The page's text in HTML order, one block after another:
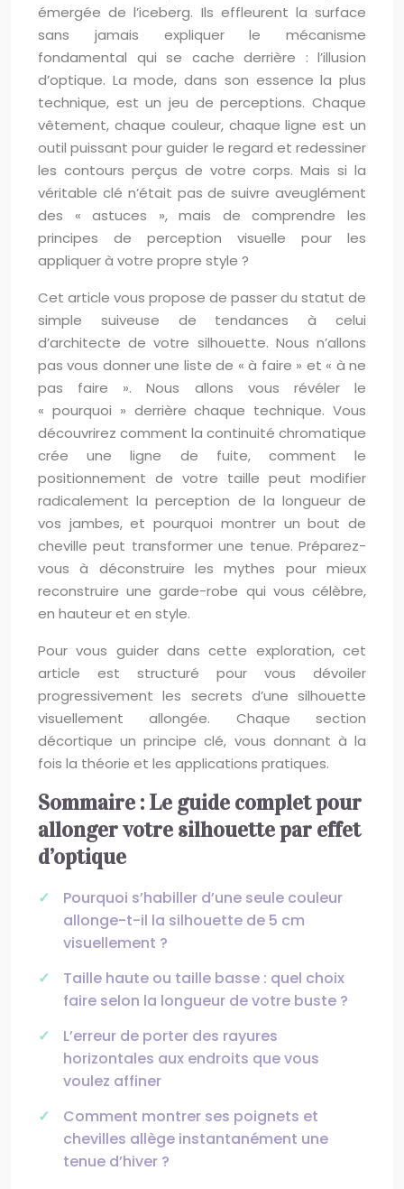
émergée de l’iceberg. Ils effleurent la surface
sans jamais expliquer le mécanisme
fondamental qui se cache derrière : l’illusion
d’optique. La mode, dans son essence la plus
technique, est un jeu de perceptions. Chaque
vêtement, chaque couleur, chaque ligne est un
outil puissant pour guider le regard et redessiner
les contours perçus de votre corps. Mais si la
véritable clé n’était pas de suivre aveuglément
des « astuces », mais de comprendre les
principes de perception visuelle pour les
appliquer à votre propre style ?
Cet article vous propose de passer du statut de
simple suiveuse de tendances à celui
d’architecte de votre silhouette. Nous n’allons
pas vous donner une liste de « à faire » et « à ne
pas faire ». Nous allons vous révéler le
« pourquoi » derrière chaque technique. Vous
découvrirez comment la continuité chromatique
crée une ligne de fuite, comment le
positionnement de votre taille peut modifier
radicalement la perception de la longueur de
vos jambes, et pourquoi montrer un bout de
cheville peut transformer une tenue. Préparez-
vous à déconstruire les mythes pour mieux
reconstruire une garde-robe qui vous célèbre,
en hauteur et en style.
Pour vous guider dans cette exploration, cet
article est structuré pour vous dévoiler
progressivement les secrets d’une silhouette
visuellement allongée. Chaque section
décortique un principe clé, vous donnant à la
fois la théorie et les applications pratiques.
Sommaire : Le guide complet pour
allonger votre silhouette par effet
d’optique
Pourquoi s’habiller d’une seule couleur
allonge-t-il la silhouette de 5 cm
visuellement ?
Taille haute ou taille basse : quel choix
faire selon la longueur de votre buste ?
L’erreur de porter des rayures
horizontales aux endroits que vous
voulez affiner
Comment montrer ses poignets et
chevilles allège instantanément une
tenue d’hiver ?